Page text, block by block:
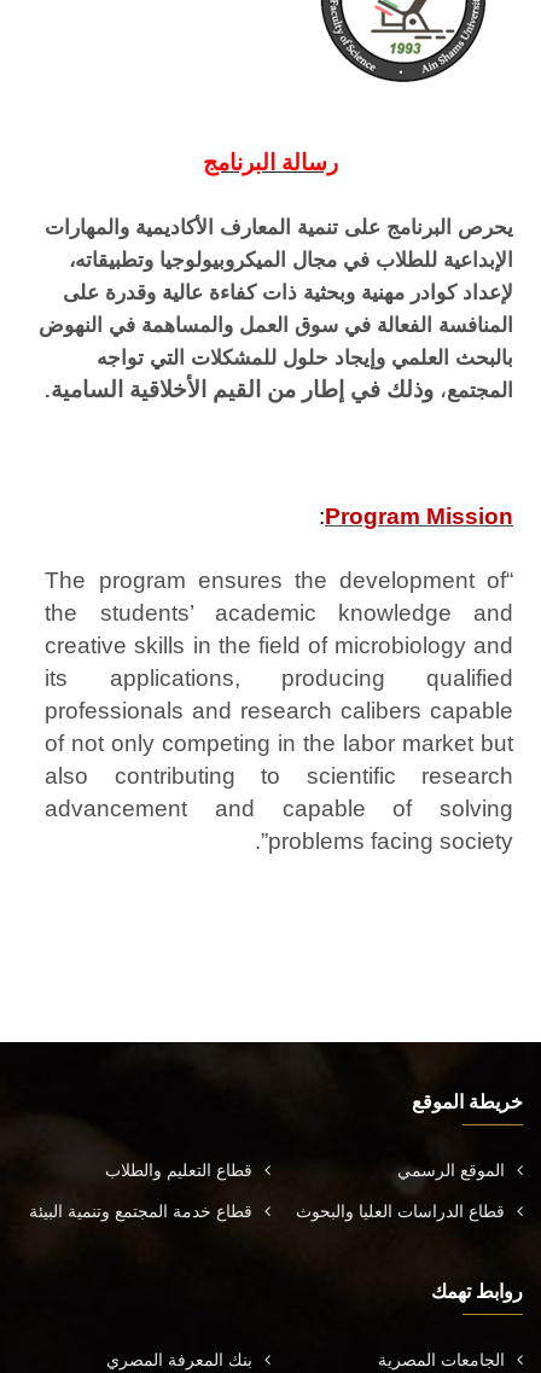
رسالة البرنامج
يحرص البرنامج على تنمية المعارف الأكاديمية والمهارات
الإبداعية للطلاب في مجال الميكروبيولوجيا وتطبيقاته،
لإعداد كوادر مهنية وبحثية ذات كفاءة عالية وقدرة على
المنافسة الفعالة في سوق العمل والمساهمة في النهوض
بالبحث العلمي وإيجاد حلول للمشكلات التي تواجه
المجتمع، وذلك في إطار من القيم الأخلاقية السامية.
Program Mission
:
“The program ensures the development of
the students’ academic knowledge and
creative skills in the field of microbiology and
its applications, producing qualified
professionals and research calibers capable
of not only competing in the labor market but
also contributing to scientific research
advancement and capable of solving
problems facing society”.
خريطة الموقع
الموقع الرسمي قطاع التعليم والطلاب
قطاع الدراسات العليا والبحوث قطاع خدمة المجتمع وتنمية البيئة
روابط تهمك
الجامعات المصرية بنك المعرفة المصري